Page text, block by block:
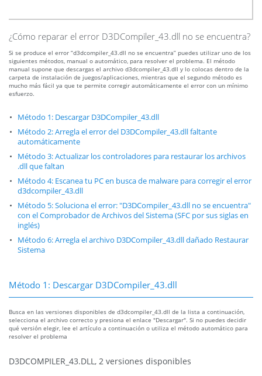
¿Cómo reparar el error D3DCompiler_43.dll no se encuentra?
Si se produce el error “d3dcompiler_43.dll no se encuentra” puedes utilizar uno de los
siguientes métodos, manual o automático, para resolver el problema. El método
manual supone que descargas el archivo d3dcompiler_43.dll y lo colocas dentro de la
carpeta de instalación de juegos/aplicaciones, mientras que el segundo método es
mucho más fácil ya que te permite corregir automáticamente el error con un mínimo
esfuerzo.
Método 1: Descargar D3DCompiler_43.dll
Método 2: Arregla el error del D3DCompiler_43.dll faltante
automáticamente
Método 3: Actualizar los controladores para restaurar los archivos
.dll que faltan
Método 4: Escanea tu PC en busca de malware para corregir el error
d3dcompiler_43.dll
Método 5: Soluciona el error: "D3DCompiler_43.dll no se encuentra"
con el Comprobador de Archivos del Sistema (SFC por sus siglas en
inglés)
Método 6: Arregla el archivo D3DCompiler_43.dll dañado Restaurar
Sistema
Método 1: Descargar D3DCompiler_43.dll
Busca en las versiones disponibles de d3dcompiler_43.dll de la lista a continuación,
selecciona el archivo correcto y presiona el enlace "Descargar". Si no puedes decidir
qué versión elegir, lee el artículo a continuación o utiliza el método automático para
resolver el problema
D3DCOMPILER_43.DLL, 2 versiones disponibles